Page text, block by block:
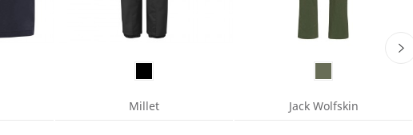
Millet Jack Wolfskin